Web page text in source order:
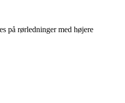
på rørledninger med højere